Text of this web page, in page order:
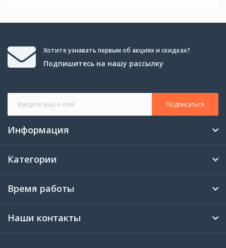
Хотите узнавать первым об акциях и скидках?
Подпишитесь на нашу рассылку
Подписаться
Информация
Категории
Время работы
Наши контакты